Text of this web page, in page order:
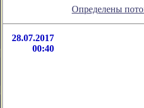
Определены
28.07.2017
00:40